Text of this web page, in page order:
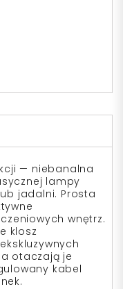
— niebanalna
lampy
jadalni. Prosta
wnętrz.
klosz
otaczają je
kabel